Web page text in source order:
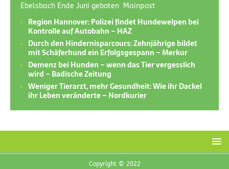
Ebelsbach Ende Juni geboten Mainpost
Region Hannover: Polizei findet Hundewelpen bei
Kontrolle auf Autobahn – HAZ
Durch den Hindernisparcours: Zehnjährige bildet
mit Schäferhund ein Erfolgsgespann – Merkur
Demenz bei Hunden – wenn das Tier vergesslich
wird – Badische Zeitung
Weniger Tierarzt, mehr Gesundheit: Wie ihr Dackel
ihr Leben veränderte – Nordkurier
Copyright © 2022